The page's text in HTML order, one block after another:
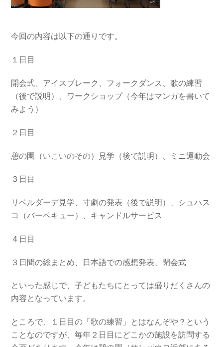
今回の内容は以下の通りです。
１日目
開会式、アイスブレーク、フォークダンス、歌の練習
（後で説明）、ワークショップ（今年はマンガを書いて
みよう）
２日目
憩の園（いこいのその）見学（後で説明）、ミニ運動会
３日目
リベルダーデ見学、寸劇の発表（後で説明）、シュハス
コ（バーベキュー）、キャンドルサービス
４日目
３日間の総まとめ、日本語での感想発表、閉会式
といった感じで、子どもたちにとっては盛りだくさんの
内容となっています。
ところで、１日目の「歌の練習」とはなんぞや？という
ことなのですが、毎年２日目にどこかの施設を訪問する